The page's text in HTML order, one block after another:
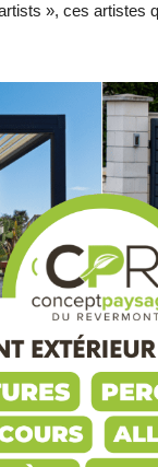
», ces artistes